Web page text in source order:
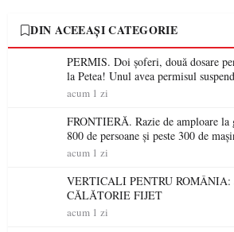
DIN ACEEAȘI CATEGORIE
PERMIS. Doi șoferi, două dosare
la Petea! Unul avea permisul
niciodată permis
acum 1 zi
FRONTIERĂ. Razie de amploare la
800 de persoane și peste 300 de
acum 1 zi
VERTICALI PENTRU ROMÂNIA:
CĂLĂTORIE FIJET
acum 1 zi